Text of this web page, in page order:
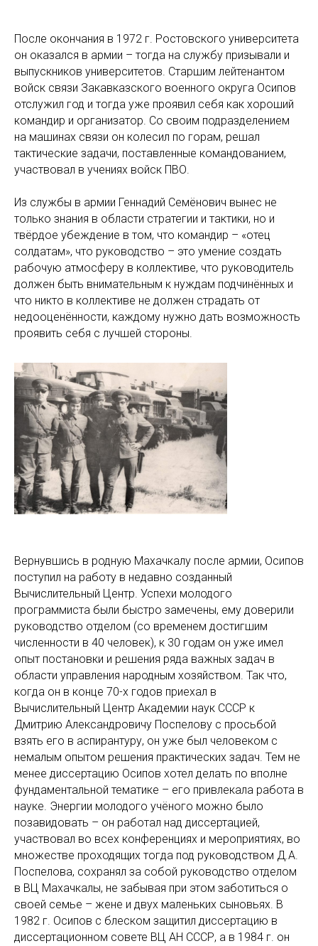
После окончания в 1972 г. Ростовского университета
он оказался в армии – тогда на службу призывали и
выпускников университетов. Старшим лейтенантом
войск связи Закавказского военного округа Осипов
отслужил год и тогда уже проявил себя как хороший
командир и организатор. Со своим подразделением
на машинах связи он колесил по горам, решал
тактические задачи, поставленные командованием,
участвовал в учениях войск ПВО.
Из службы в армии Геннадий Семёнович вынес не
только знания в области стратегии и тактики, но и
твёрдое убеждение в том, что командир – «отец
солдатам», что руководство – это умение создать
рабочую атмосферу в коллективе, что руководитель
должен быть внимательным к нуждам подчинённых и
что никто в коллективе не должен страдать от
недооценённости, каждому нужно дать возможность
проявить себя с лучшей стороны.
Вернувшись в родную Махачкалу после армии, Осипов
поступил на работу в недавно созданный
Вычислительный Центр. Успехи молодого
программиста были быстро замечены, ему доверили
руководство отделом (со временем достигшим
численности в 40 человек), к 30 годам он уже имел
опыт постановки и решения ряда важных задач в
области управления народным хозяйством. Так что,
когда он в конце 70-х годов приехал в
Вычислительный Центр Академии наук СССР к
Дмитрию Александровичу Поспелову с просьбой
взять его в аспирантуру, он уже был человеком с
немалым опытом решения практических задач. Тем не
менее диссертацию Осипов хотел делать по вполне
фундаментальной тематике – его привлекала работа в
науке. Энергии молодого учёного можно было
позавидовать – он работал над диссертацией,
участвовал во всех конференциях и мероприятиях, во
множестве проходящих тогда под руководством Д.А.
Поспелова, сохранял за собой руководство отделом
в ВЦ Махачкалы, не забывая при этом заботиться о
своей семье – жене и двух маленьких сыновьях. В
1982 г. Осипов с блеском защитил диссертацию в
диссертационном совете ВЦ АН СССР, а в 1984 г. он